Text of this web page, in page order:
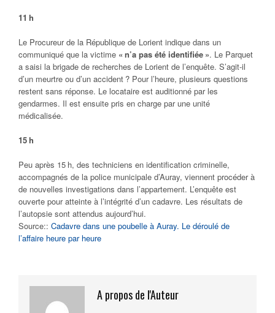
11 h
Le Procureur de la République de Lorient indique dans un
communiqué que la victime « n’a pas été identifiée ». Le Parquet
a saisi la brigade de recherches de Lorient de l’enquête. S’agit-il
d’un meurtre ou d’un accident ? Pour l’heure, plusieurs questions
restent sans réponse. Le locataire est auditionné par les
gendarmes. Il est ensuite pris en charge par une unité
médicalisée.
15 h
Peu après 15 h, des techniciens en identification criminelle,
accompagnés de la police municipale d’Auray, viennent procéder à
de nouvelles investigations dans l’appartement. L’enquête est
ouverte pour atteinte à l’intégrité d’un cadavre. Les résultats de
l’autopsie sont attendus aujourd’hui.
Source:: Cadavre dans une poubelle à Auray. Le déroulé de
l’affaire heure par heure
A propos de l'Auteur